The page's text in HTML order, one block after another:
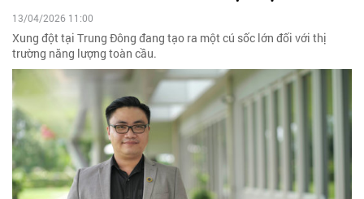
13/04/2026 11:00
Xung đột tại Trung Đông đang tạo ra một cú sốc lớn đối với thị
trường năng lượng toàn cầu.